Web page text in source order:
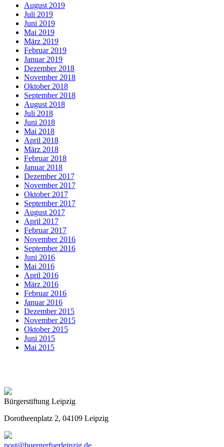
August 2019
Juli 2019
Juni 2019
Mai 2019
März 2019
Februar 2019
Januar 2019
Dezember 2018
November 2018
Oktober 2018
September 2018
August 2018
Juli 2018
Juni 2018
Mai 2018
April 2018
März 2018
Februar 2018
Januar 2018
Dezember 2017
November 2017
Oktober 2017
September 2017
August 2017
April 2017
Februar 2017
November 2016
September 2016
Juni 2016
Mai 2016
April 2016
März 2016
Februar 2016
Januar 2016
Dezember 2015
November 2015
Oktober 2015
Juni 2015
Mai 2015
Bürgerstiftung Leipzig
Dorotheenplatz 2, 04109 Leipzig